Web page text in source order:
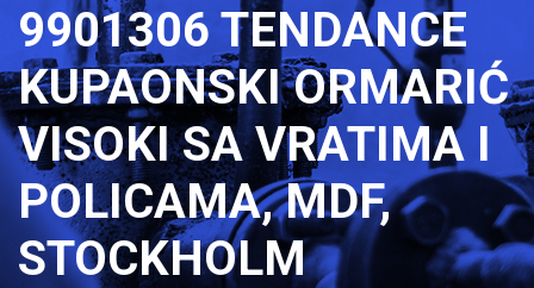
9901306 TENDANCE
KUPAONSKI ORMARIĆ
VISOKI SA VRATIMA I
POLICAMA, MDF,
STOCKHOLM